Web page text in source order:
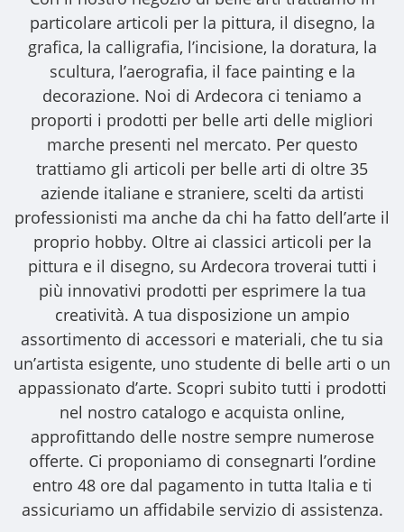
particolare articoli per la pittura, il disegno, la
grafica, la calligrafia, l’incisione, la doratura, la
scultura, l’aerografia, il face painting e la
decorazione. Noi di Ardecora ci teniamo a
proporti i prodotti per belle arti delle migliori
marche presenti nel mercato. Per questo
trattiamo gli articoli per belle arti di oltre 35
aziende italiane e straniere, scelti da artisti
professionisti ma anche da chi ha fatto dell’arte il
proprio hobby. Oltre ai classici articoli per la
pittura e il disegno, su Ardecora troverai tutti i
più innovativi prodotti per esprimere la tua
creatività. A tua disposizione un ampio
assortimento di accessori e materiali, che tu sia
un’artista esigente, uno studente di belle arti o un
appassionato d’arte. Scopri subito tutti i prodotti
nel nostro catalogo e acquista online,
approfittando delle nostre sempre numerose
offerte. Ci proponiamo di consegnarti l’ordine
entro 48 ore dal pagamento in tutta Italia e ti
assicuriamo un affidabile servizio di assistenza.